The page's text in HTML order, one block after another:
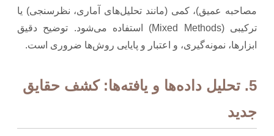
مصاحبه عمیق)، کمی (مانند تحلیل‌های آماری، نظرسنجی) یا
ترکیبی (Mixed Methods) استفاده می‌شود. توضیح دقیق
ابزارها، نمونه‌گیری، و اعتبار و پایایی روش‌ها ضروری است.
5. تحلیل داده‌ها و یافته‌ها: کشف حقایق
جدید